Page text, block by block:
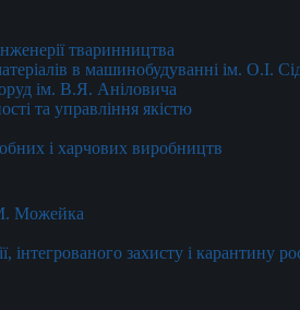
тваринництва
в машинобудуванні ім. О.І.
ім. В.Я. Аніловича
та управління якістю
і харчових виробництв
Можейка
інтегрованого захисту і